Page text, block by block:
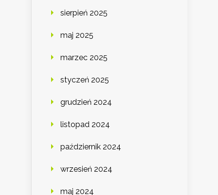
sierpień 2025
maj 2025
marzec 2025
styczeń 2025
grudzień 2024
listopad 2024
październik 2024
wrzesień 2024
maj 2024